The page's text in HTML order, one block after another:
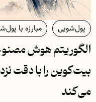
پول‌شویی مبارزه با
الگوریتم هوش
می‌کند